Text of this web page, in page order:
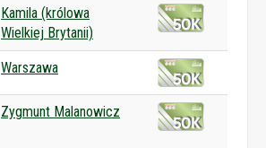
Kamila (królowa
Wielkiej Brytanii)
Warszawa
Zygmunt Malanowicz